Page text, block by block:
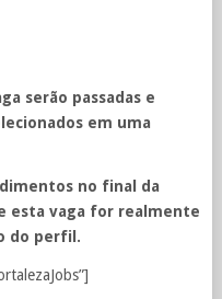
serão passadas e
em uma
no final da
esta vaga for realmente
do perfil.